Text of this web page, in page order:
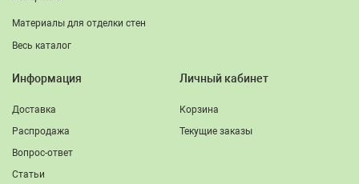
Материалы для отделки стен
Весь каталог
Информация
Доставка
Распродажа
Вопрос-ответ
Статьи
Личный кабинет
Корзина
Текущие заказы